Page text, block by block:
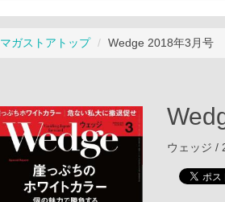
マガストアトップ Wedge 2018年3月号
ウェッジ /